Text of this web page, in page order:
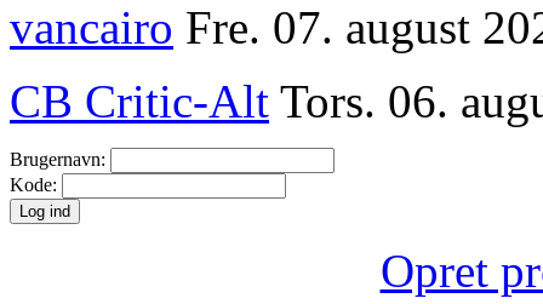
vancairo Fre. 07. august
CB Critic-Alt Tors. 06.
Brugernavn:
Kode:
Opret